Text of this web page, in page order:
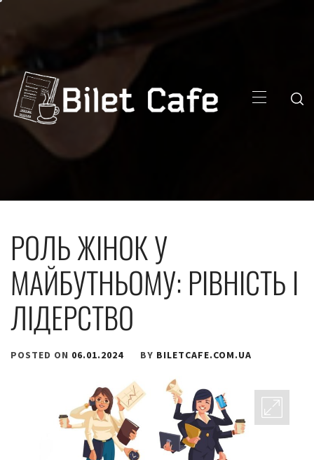
Menu
РОЛЬ ЖІНОК У
МАЙБУТНЬОМУ: РІВНІСТЬ І
ЛІДЕРСТВО
POSTED ON 06.01.2024 BY BILETCAFE.COM.UA